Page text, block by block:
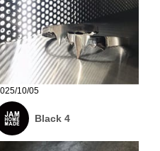
10/05
Black 4